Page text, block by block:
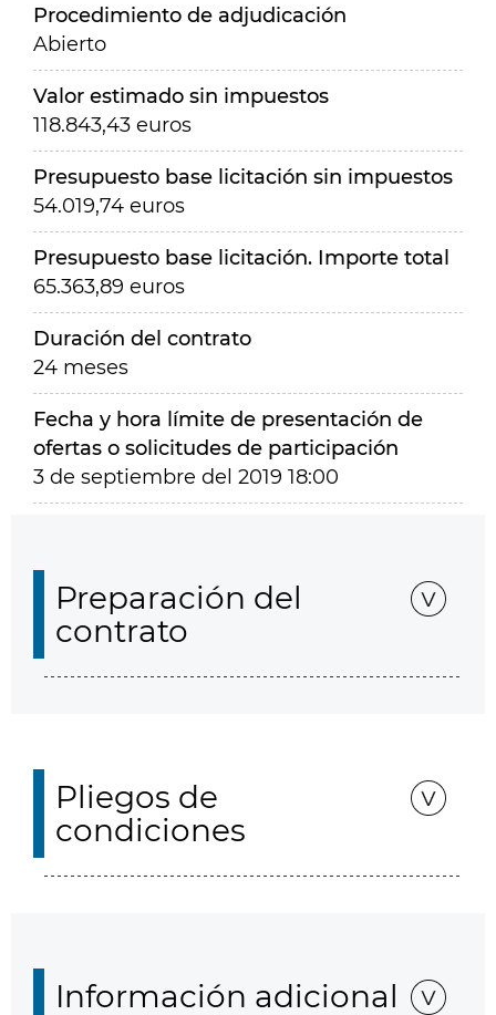
Procedimiento de adjudicación
Abierto
Valor estimado sin impuestos
118.843,43 euros
Presupuesto base licitación sin impuestos
54.019,74 euros
Presupuesto base licitación. Importe total
65.363,89 euros
Duración del contrato
24 meses
Fecha y hora límite de presentación de
ofertas o solicitudes de participación
3 de septiembre del 2019 18:00
Preparación del
contrato
Pliegos de
condiciones
Información adicional